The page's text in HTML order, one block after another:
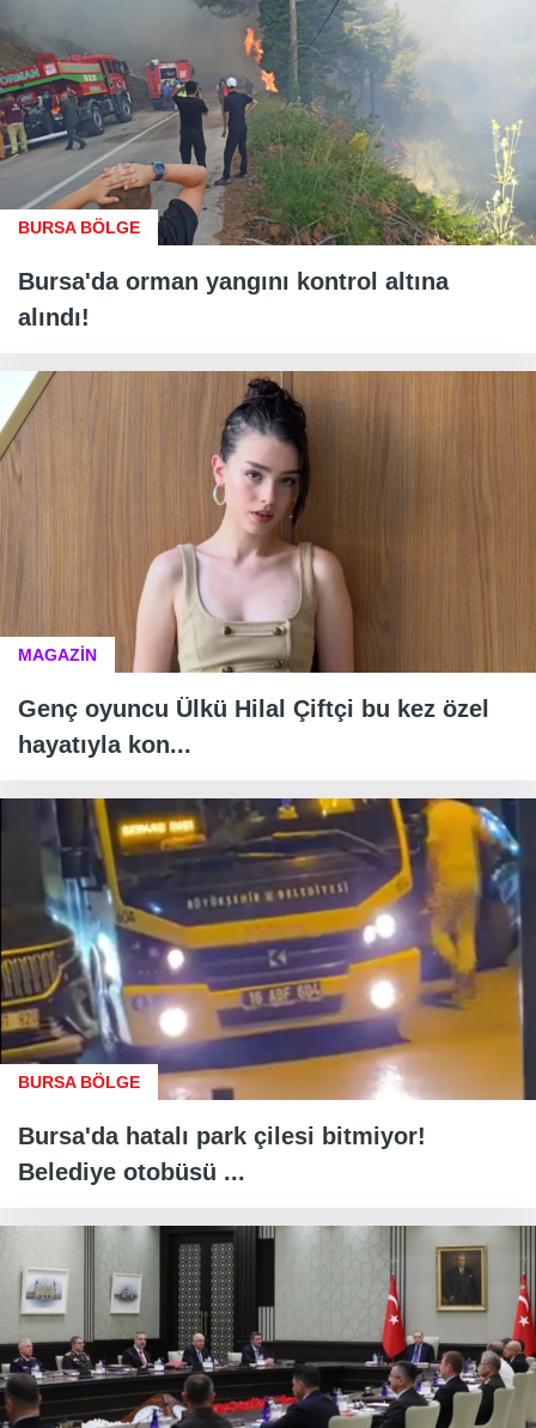
BURSA BÖLGE
Bursa'da orman yangını kontrol altına
alındı!
MAGAZİN
Genç oyuncu Ülkü Hilal Çiftçi bu kez özel
hayatıyla kon...
BURSA BÖLGE
Bursa'da hatalı park çilesi bitmiyor!
Belediye otobüsü ...